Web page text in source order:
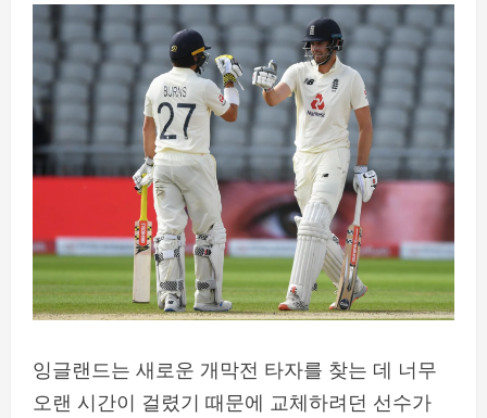
잉글랜드는 새로운 개막전 타자를 찾는 데 너무
오랜 시간이 걸렸기 때문에 교체하려던 선수가